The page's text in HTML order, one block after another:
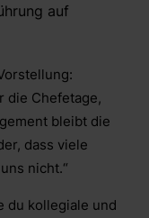
auf
die Chefetage,
bleibt die
dass viele
nicht.“
du kollegiale und